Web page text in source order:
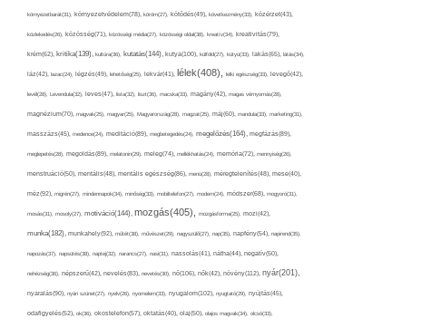
környezetbarát(31), környezetvédelem(78), köröm(27), kötődés(49), következmény(33), közérzet(43),
közlekedés(26), közösség(71), közösségi média(27), közösségi oldal(38), kreatív(34), kreativitás(79),
krém(62), kritika(139), kultúra(36), kutatás(144), kutya(100), külföld(27), kütyü(33), lakás(65), látás(34),
láz(42), lazac(24), légzés(49), lehetőség(25), lekvár(41), lélek(408), lelki egészség(33), levegő(42),
levél(28), Levendula(32), leves(47), lista(32), liszt(36), macska(33), magány(42), magas vérnyomás(28),
magnézium(70), magvak(25), magyar(25), Magyarország(28), magzat(25), máj(60), mandula(33), marketing(31),
masszázs(45), medence(24), meditáció(89), megbetegedés(24), megelőzés(164), megfázás(89),
meglepetés(28), megoldás(89), melatonin(29), meleg(74), mellékhatás(24), memória(72), mennyiség(26),
menstruáció(50), mentális(48), mentális egészség(86), menü(28), méregtelenítés(48), mese(40),
méz(92), migrén(27), mindennapok(34), minőség(33), mobiltelefon(27), modern(24), módszer(68), mogyoró(31),
mosás(31), mosoly(27), motiváció(144), mozgás(405), mozgásforma(25), mozi(42),
munka(182), munkahely(92), műtét(38), művészet(29), nagyszülő(27), nap(35), napfény(54), napirend(35),
napozás(37), napsütés(38), naptej(32), narancs(27), nasi(31), nassolás(41), nátha(44), negatív(50),
nehézség(36), népszerű(42), nevelés(83), nevetés(30), nő(106), nők(42), növény(112), nyár(201),
nyaralás(90), nyári szünet(27), nyelv(26), nyomelem(33), nyugalom(102), nyugtató(29), nyújtás(45),
odafigyelés(52), ok(36), okostelefon(57), oktatás(40), olaj(50), olajos magvak(34), olcsó(33),